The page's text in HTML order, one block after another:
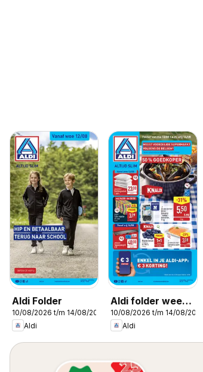
Aldi Folder
10/08/2026 t/m 14/08/2026
Aldi
Aldi folder week
33
10/08/2026 t/m 14/08/2026
Aldi